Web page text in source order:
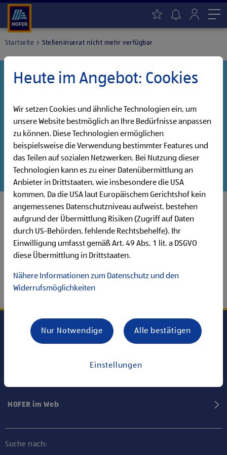
Startseite Stelleninserat nicht mehr verfügbar
haben noch weitere Jobs, die auf dich warten!
Danke für dein Interesse!
Entdecke unsere offenen Jobs oder abonniere deinen
persönlichen Jobalarm:
Jobsuche Jobalarm
HOFER im Web
Suche nach:
Heute im Angebot: Cookies
Wir setzen Cookies und ähnliche Technologien ein, um
unsere Website bestmöglich an Ihre Bedürfnisse anpassen
zu können. Diese Technologien ermöglichen
beispielsweise die Verwendung bestimmter Features und
das Teilen auf sozialen Netzwerken. Bei Nutzung dieser
Technologien kann es zu einer Datenübermittlung an
Anbieter in Drittstaaten, wie insbesondere die USA
kommen. Da die USA laut Europäischem Gerichtshof kein
angemessenes Datenschutzniveau aufweist, bestehen
aufgrund der Übermittlung Risiken (Zugriff auf Daten
durch US-Behörden, fehlende Rechtsbehelfe). Ihr
Einwilligung umfasst gemäß Art. 49 Abs. 1 lit. a DSGVO
diese Übermittlung in Drittstaaten.
Nähere Informationen zum Datenschutz und den
Widerrufsmöglichkeiten
Einstellungen
Nur Notwendige Alle bestätigen